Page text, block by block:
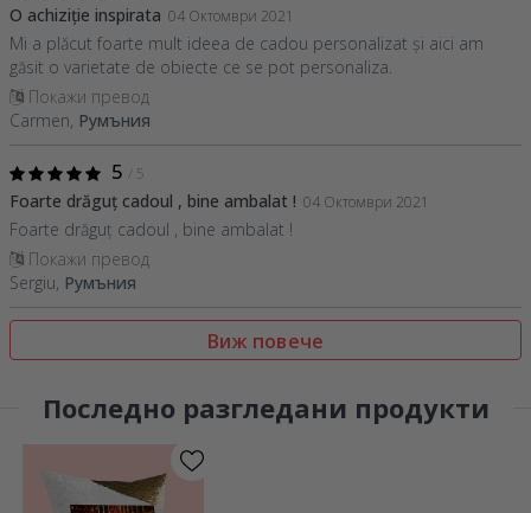
O achiziție inspirata 04 Октомври 2021
Mi a plăcut foarte mult ideea de cadou personalizat și aici am
găsit o varietate de obiecte ce se pot personaliza.
Покажи превод
Carmen, Румъния
5 / 5
Foarte drăguț cadoul , bine ambalat ! 04 Октомври 2021
Foarte drăguț cadoul , bine ambalat !
Покажи превод
Sergiu, Румъния
Виж повече
Последно разгледани продукти